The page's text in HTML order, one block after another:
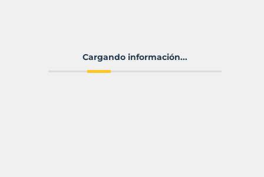
Cargando información...